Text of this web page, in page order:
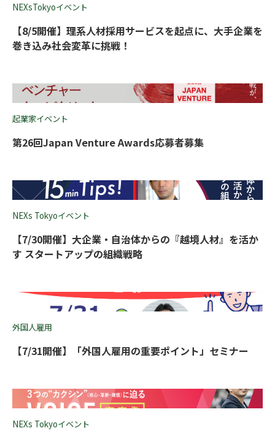
NEXsTokyoイベント
【8/5開催】理系人材採用サービスを起点に、大手企業を
巻き込み社会変革に挑戦！
起業家イベント
第26回Japan Venture Awards応募者募集
NEXs Tokyoイベント
【7/30開催】大企業・自治体からの『越境人材』を活か
す スタートアップの組織戦略
外国人雇用
【7/31開催】「外国人雇用の重要ポイント」セミナー
NEXs Tokyoイベント